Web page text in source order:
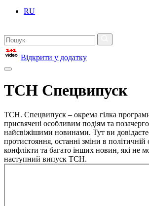
RU
Відкрити у додатку
ТСН Спецвипуск
ТСН. Спецвипуск – окрема гілка
присвячені особливим подіям та
найсвіжішими новинами. Тут ви
протистояння, останні зміни в політичній
конфлікти та багато інших новин, які не
наступний випуск ТСН.